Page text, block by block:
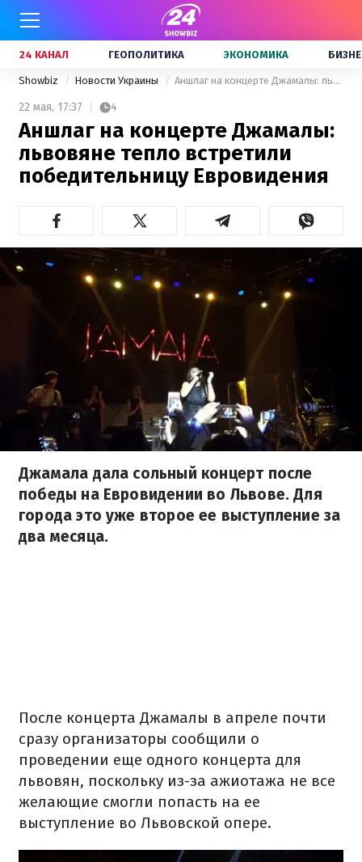
24 КАНАЛ ГЕОПОЛИТИКА ЭКОНОМИКА
Showbiz Новости Украины Аншлаг на концерте Джамалы: львовяне тепло встретили победительницу Евровидения
22 мая, 17:37 4
Аншлаг на концерте Джамалы:
львовяне тепло встретили
победительницу Евровидения
Джамала дала сольный концерт после
победы на Евровидении во Львове. Для
города это уже второе ее выступление за
два месяца.
После концерта Джамалы в апреле почти
сразу организаторы сообщили о
проведении еще одного концерта для
львовян, поскольку из-за ажиотажа не все
желающие смогли попасть на ее
выступление во Львовской опере.